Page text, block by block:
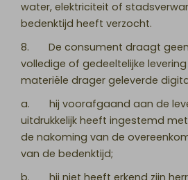
water, elektriciteit of
bedenktijd heeft verzocht.
8. De consument draagt geen
volledige of gedeeltelijke
materiële drager geleverde
a. hij voorafgaand aan de
uitdrukkelijk heeft ingestemd
de nakoming van de
van de bedenktijd;